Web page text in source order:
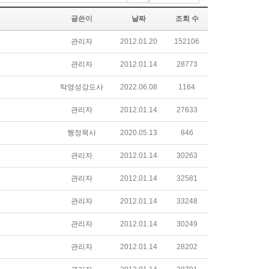
글쓴이 날짜 조회 수
관리자 2012.01.20 152106
관리자 2012.01.14 28773
탁영성강도사 2022.06.08 1164
관리자 2012.01.14 27633
행정목사 2020.05.13 846
관리자 2012.01.14 30263
관리자 2012.01.14 32581
관리자 2012.01.14 33248
관리자 2012.01.14 30249
관리자 2012.01.14 28202